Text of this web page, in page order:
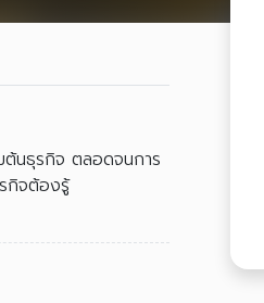
ต้นธุรกิจ ตลอดจนการ
กิจต้องรู้